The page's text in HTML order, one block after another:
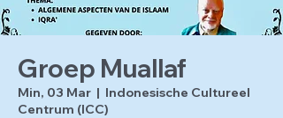
Groep Muallaf
Min, 03 Mar
  |
Indonesische Cultureel
Centrum (ICC)